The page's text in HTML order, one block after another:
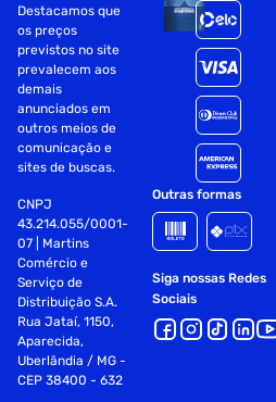
Destacamos que
os preços
previstos no site
prevalecem aos
demais
anunciados em
outros meios de
comunicação e
sites de buscas.
CNPJ
43.214.055/0001-
07 | Martins
Comércio e
Serviço de
Distribuição S.A.
Rua Jataí, 1150,
Aparecida,
Uberlândia / MG -
CEP 38400 - 632
Outras formas
Siga nossas Redes
Sociais